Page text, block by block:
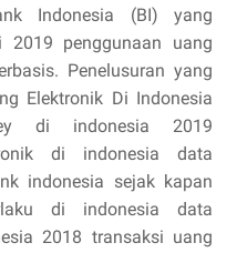
Indonesia (BI) yang
penggunaan uang
Penelusuran yang
Elektronik Di Indonesia
di indonesia 2019
di indonesia data
indonesia sejak kapan
di indonesia data
2018 transaksi uang